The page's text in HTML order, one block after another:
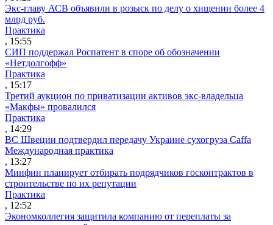
Экс-главу АСВ объявили в розыск по делу о хищении более 4
млрд руб.
Практика
, 15:55
СИП поддержал Роспатент в споре об обозначении
«Нетдолгофф»
Практика
, 15:17
Третий аукцион по приватизации активов экс-владельца
«Макфы» провалился
Практика
, 14:29
ВС Швеции подтвердил передачу Украине сухогруза Caffa
Международная практика
, 13:27
Минфин планирует отбирать подрядчиков госконтрактов в
строительстве по их репутации
Практика
, 12:52
Экономколлегия защитила компанию от переплаты за